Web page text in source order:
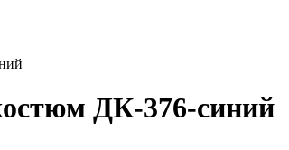
ДК-376-синий